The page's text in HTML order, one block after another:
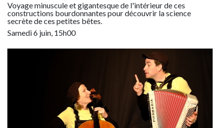
Voyage minuscule et gigantesque de l'intérieur de ces
constructions bourdonnantes pour découvrir la science
secrète de ces petites bêtes.
Samedi 6 juin, 15h00